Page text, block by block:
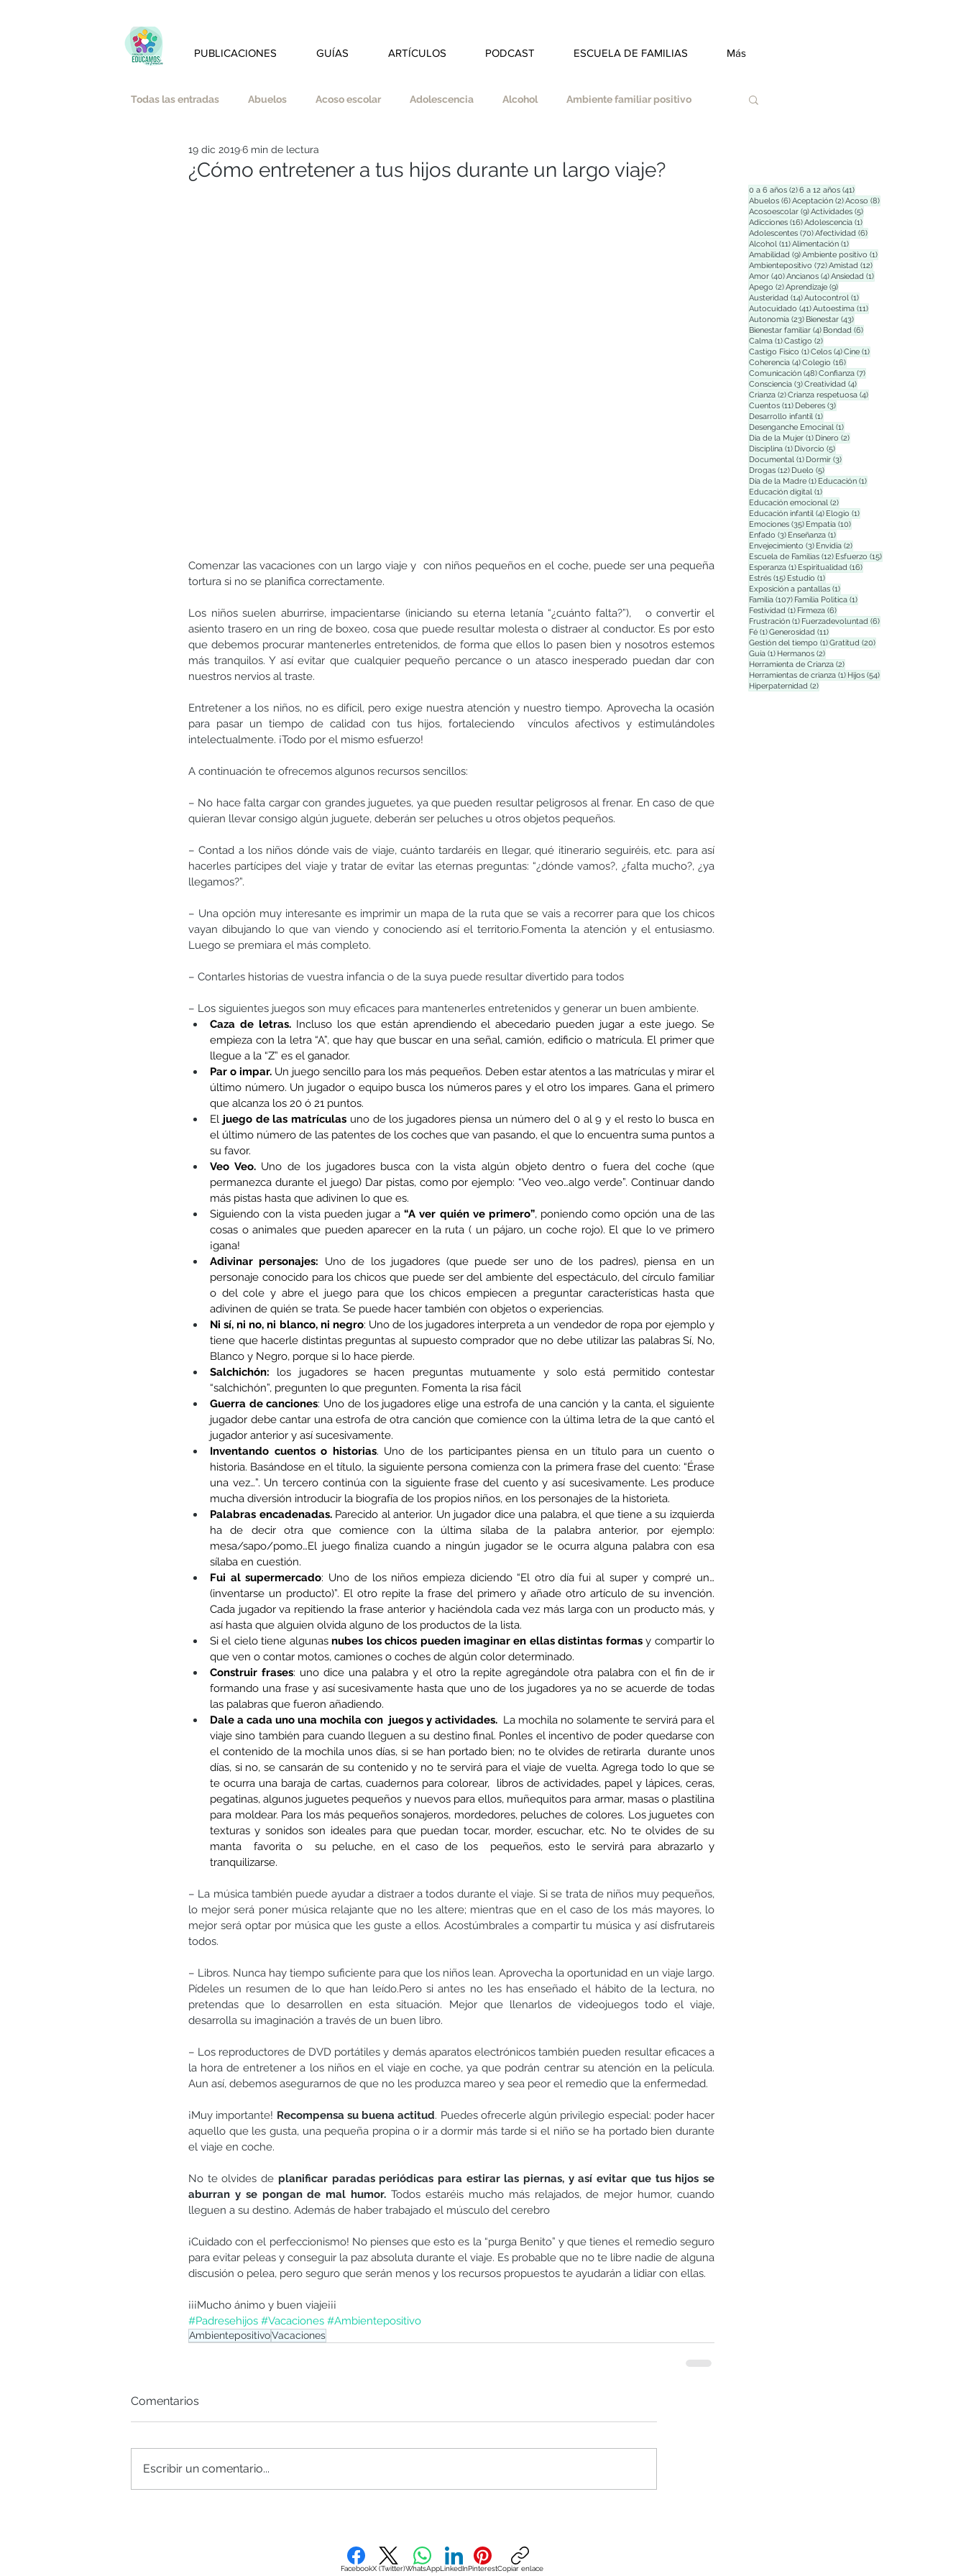
PUBLICACIONES GUÍAS ARTÍCULOS PODCAST ESCUELA DE FAMILIAS Más
Todas las entradas Abuelos Acoso escolar Adolescencia Alcohol Ambiente familiar positivo
Amistad Amor Austeridad
¿Cómo entretener a tus hijos durante un largo viaje?
19 dic 20196 min de lectura
Comenzar las vacaciones con un largo viaje y  con niños pequeños en el coche, puede ser una pequeña
tortura si no se planifica correctamente.
Los niños suelen aburrirse, impacientarse (iniciando su eterna letanía “¿cuánto falta?”),   o convertir el
asiento trasero en un ring de boxeo, cosa que puede resultar molesta o distraer al conductor. Es por esto
que debemos procurar mantenerles entretenidos, de forma que ellos lo pasen bien y nosotros estemos
más tranquilos. Y así evitar que cualquier pequeño percance o un atasco inesperado puedan dar con
nuestros nervios al traste.
Entretener a los niños, no es difícil, pero exige nuestra atención y nuestro tiempo. Aprovecha la ocasión
para pasar un tiempo de calidad con tus hijos, fortaleciendo  vínculos afectivos y estimulándoles
intelectualmente. ¡Todo por el mismo esfuerzo!
A continuación te ofrecemos algunos recursos sencillos:
– No hace falta cargar con grandes juguetes, ya que pueden resultar peligrosos al frenar. En caso de que
quieran llevar consigo algún juguete, deberán ser peluches u otros objetos pequeños.
– Contad a los niños dónde vais de viaje, cuánto tardaréis en llegar, qué itinerario seguiréis, etc. para así
hacerles partícipes del viaje y tratar de evitar las eternas preguntas: “¿dónde vamos?, ¿falta mucho?, ¿ya
llegamos?”.
– Una opción muy interesante es imprimir un mapa de la ruta que se vais a recorrer para que los chicos
vayan dibujando lo que van viendo y conociendo así el territorio.Fomenta la atención y el entusiasmo.
Luego se premiara el más completo.
– Contarles historias de vuestra infancia o de la suya puede resultar divertido para todos
– Los siguientes juegos son muy eficaces para mantenerles entretenidos y generar un buen ambiente.
Caza de letras. Incluso los que están aprendiendo el abecedario pueden jugar a este juego. Se
empieza con la letra “A”, que hay que buscar en una señal, camión, edificio o matrícula. El primer que
llegue a la “Z” es el ganador.
Par o impar. Un juego sencillo para los más pequeños. Deben estar atentos a las matrículas y mirar el
último número. Un jugador o equipo busca los números pares y el otro los impares. Gana el primero
que alcanza los 20 ó 21 puntos.
El juego de las matrículas uno de los jugadores piensa un número del 0 al 9 y el resto lo busca en
el último número de las patentes de los coches que van pasando, el que lo encuentra suma puntos a
su favor.
Veo Veo. Uno de los jugadores busca con la vista algún objeto dentro o fuera del coche (que
permanezca durante el juego) Dar pistas, como por ejemplo: “Veo veo…algo verde”. Continuar dando
más pistas hasta que adivinen lo que es.
Siguiendo con la vista pueden jugar a “A ver quién ve primero”, poniendo como opción una de las
cosas o animales que pueden aparecer en la ruta ( un pájaro, un coche rojo). El que lo ve primero
¡gana!
Adivinar personajes: Uno de los jugadores (que puede ser uno de los padres), piensa en un
personaje conocido para los chicos que puede ser del ambiente del espectáculo, del círculo familiar
o del cole y abre el juego para que los chicos empiecen a preguntar características hasta que
adivinen de quién se trata. Se puede hacer también con objetos o experiencias.
Ni sí, ni no, ni blanco, ni negro: Uno de los jugadores interpreta a un vendedor de ropa por ejemplo y
tiene que hacerle distintas preguntas al supuesto comprador que no debe utilizar las palabras Sí, No,
Blanco y Negro, porque si lo hace pierde.
Salchichón: los jugadores se hacen preguntas mutuamente y solo está permitido contestar
“salchichón”, pregunten lo que pregunten. Fomenta la risa fácil
Guerra de canciones: Uno de los jugadores elige una estrofa de una canción y la canta, el siguiente
jugador debe cantar una estrofa de otra canción que comience con la última letra de la que cantó el
jugador anterior y así sucesivamente.
Inventando cuentos o historias. Uno de los participantes piensa en un título para un cuento o
historia. Basándose en el título, la siguiente persona comienza con la primera frase del cuento: “Érase
una vez…”. Un tercero continúa con la siguiente frase del cuento y así sucesivamente. Les produce
mucha diversión introducir la biografía de los propios niños, en los personajes de la historieta.
Palabras encadenadas. Parecido al anterior. Un jugador dice una palabra, el que tiene a su izquierda
ha de decir otra que comience con la última sílaba de la palabra anterior, por ejemplo:
mesa/sapo/pomo…El juego finaliza cuando a ningún jugador se le ocurra alguna palabra con esa
sílaba en cuestión.
Fui al supermercado: Uno de los niños empieza diciendo “El otro día fui al super y compré un…
(inventarse un producto)”. El otro repite la frase del primero y añade otro artículo de su invención.
Cada jugador va repitiendo la frase anterior y haciéndola cada vez más larga con un producto más, y
así hasta que alguien olvida alguno de los productos de la lista.
Si el cielo tiene algunas nubes los chicos pueden imaginar en ellas distintas formas y compartir lo
que ven o contar motos, camiones o coches de algún color determinado.
Construir frases: uno dice una palabra y el otro la repite agregándole otra palabra con el fin de ir
formando una frase y así sucesivamente hasta que uno de los jugadores ya no se acuerde de todas
las palabras que fueron añadiendo.
Dale a cada uno una mochila con  juegos y actividades.
  La mochila no solamente te servirá para el
viaje sino también para cuando lleguen a su destino final. Ponles el incentivo de poder quedarse con
el contenido de la mochila unos días, si se han portado bien; no te olvides de retirarla  durante unos
días, si no, se cansarán de su contenido y no te servirá para el viaje de vuelta. Agrega todo lo que se
te ocurra una baraja de cartas, cuadernos para colorear,  libros de actividades, papel y lápices, ceras,
pegatinas, algunos juguetes pequeños y nuevos para ellos, muñequitos para armar, masas o plastilina
para moldear. Para los más pequeños sonajeros, mordedores, peluches de colores. Los juguetes con
texturas y sonidos son ideales para que puedan tocar, morder, escuchar, etc. No te olvides de su
manta  favorita o  su peluche, en el caso de los  pequeños, esto le servirá para abrazarlo y
tranquilizarse.
– La música también puede ayudar a distraer a todos durante el viaje. Si se trata de niños muy pequeños,
lo mejor será poner música relajante que no les altere; mientras que en el caso de los más mayores, lo
mejor será optar por música que les guste a ellos. Acostúmbrales a compartir tu música y así disfrutareis
todos.
– Libros. Nunca hay tiempo suficiente para que los niños lean. Aprovecha la oportunidad en un viaje largo.
Pídeles un resumen de lo que han leído.Pero si antes no les has enseñado el hábito de la lectura, no
pretendas que lo desarrollen en esta situación. Mejor que llenarlos de videojuegos todo el viaje,
desarrolla su imaginación a través de un buen libro.
– Los reproductores de DVD portátiles y demás aparatos electrónicos también pueden resultar eficaces a
la hora de entretener a los niños en el viaje en coche, ya que podrán centrar su atención en la película.
Aun así, debemos asegurarnos de que no les produzca mareo y sea peor el remedio que la enfermedad.
¡Muy importante! Recompensa su buena actitud. Puedes ofrecerle algún privilegio especial: poder hacer
aquello que les gusta, una pequeña propina o ir a dormir más tarde si el niño se ha portado bien durante
el viaje en coche.
No te olvides de planificar paradas periódicas para estirar las piernas, y así evitar que tus hijos se
aburran y se pongan de mal humor. Todos estaréis mucho más relajados, de mejor humor, cuando
lleguen a su destino. Además de haber trabajado el músculo del cerebro
¡Cuidado con el perfeccionismo! No pienses que esto es la “purga Benito” y que tienes el remedio seguro
para evitar peleas y conseguir la paz absoluta durante el viaje. Es probable que no te libre nadie de alguna
discusión o pelea, pero seguro que serán menos y los recursos propuestos te ayudarán a lidiar con ellas.
¡¡¡Mucho ánimo y buen viaje¡¡¡
#Padresehijos #Vacaciones #Ambientepositivo
AmbientepositivoVacaciones
Comentarios
Escribir un comentario...
0 a 6 años (2)2 entradas
6 a 12 años (41)41 entradas
Abuelos (6)6 entradas
Aceptación (2)2 entradas
Acoso (8)8 entradas
Acosoescolar (9)9 entradas
Actividades (5)5 entradas
Adicciones (16)16 entradas
Adolescencia (1)1 entrada
Adolescentes (70)70 entradas
Afectividad (6)6 entradas
Alcohol (11)11 entradas
Alimentación (1)1 entrada
Amabilidad (9)9 entradas
Ambiente positivo (1)1 entrada
Ambientepositivo (72)72 entradas
Amistad (12)12 entradas
Amor (40)40 entradas
Ancianos (4)4 entradas
Ansiedad (1)1 entrada
Apego (2)2 entradas
Aprendizaje (9)9 entradas
Austeridad (14)14 entradas
Autocontrol (1)1 entrada
Autocuidado (41)41 entradas
Autoestima (11)11 entradas
Autonomía (23)23 entradas
Bienestar (43)43 entradas
Bienestar familiar (4)4 entradas
Bondad (6)6 entradas
Calma (1)1 entrada
Castigo (2)2 entradas
Castigo Físico (1)1 entrada
Celos (4)4 entradas
Cine (1)1 entrada
Coherencia (4)4 entradas
Colegio (16)16 entradas
Comunicación (48)48 entradas
Confianza (7)7 entradas
Consciencia (3)3 entradas
Creatividad (4)4 entradas
Crianza (2)2 entradas
Crianza respetuosa (4)4 entradas
Cuentos (11)11 entradas
Deberes (3)3 entradas
Desarrollo infantil (1)1 entrada
Desenganche Emocinal (1)1 entrada
Dia de la Mujer (1)1 entrada
Dinero (2)2 entradas
Disciplina (1)1 entrada
Divorcio (5)5 entradas
Documental (1)1 entrada
Dormir (3)3 entradas
Drogas (12)12 entradas
Duelo (5)5 entradas
Día de la Madre (1)1 entrada
Educación (1)1 entrada
Educación digital (1)1 entrada
Educación emocional (2)2 entradas
Educación infantil (4)4 entradas
Elogio (1)1 entrada
Emociones (35)35 entradas
Empatía (10)10 entradas
Enfado (3)3 entradas
Enseñanza (1)1 entrada
Envejecimiento (3)3 entradas
Envidia (2)2 entradas
Escuela de Familias (12)12 entradas
Esfuerzo (15)15 entradas
Esperanza (1)1 entrada
Espiritualidad (16)16 entradas
Estrés (15)15 entradas
Estudio (1)1 entrada
Exposición a pantallas (1)1 entrada
Familia (107)107 entradas
Familia Polìtica (1)1 entrada
Festividad (1)1 entrada
Firmeza (6)6 entradas
Frustración (1)1 entrada
Fuerzadevoluntad (6)6 entradas
Fé (1)1 entrada
Generosidad (11)11 entradas
Gestión del tiempo (1)1 entrada
Gratitud (20)20 entradas
Guía (1)1 entrada
Hermanos (2)2 entradas
Herramienta de Crianza (2)2 entradas
Herramientas de crianza (1)1 entrada
Hijos (54)54 entradas
Hiperpaternidad (2)2 entradas
FacebookX (Twitter)WhatsAppLinkedInPinterestCopiar enlace